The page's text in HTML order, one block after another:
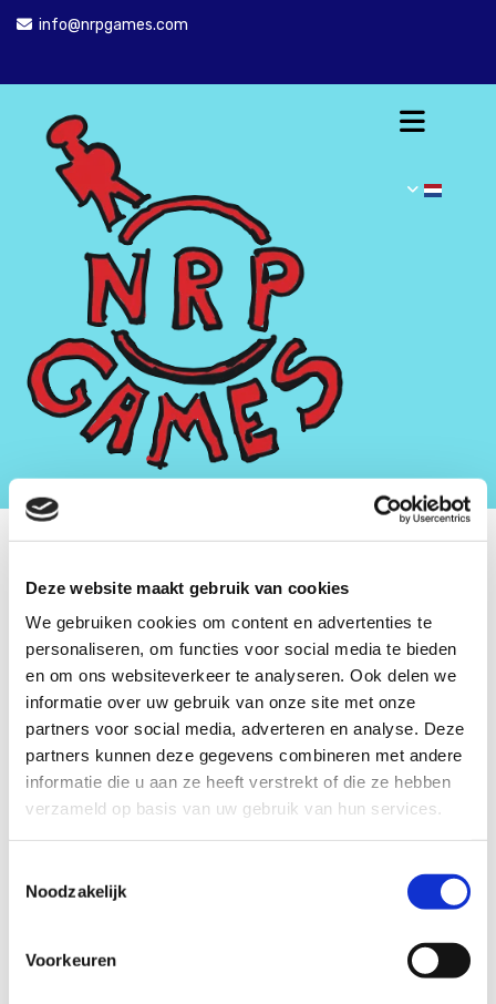
Deze website maakt gebruik van cookies
We gebruiken cookies om content en advertenties te
personaliseren, om functies voor social media te bieden
en om ons websiteverkeer te analyseren. Ook delen we
informatie over uw gebruik van onze site met onze
partners voor social media, adverteren en analyse. Deze
partners kunnen deze gegevens combineren met andere
informatie die u aan ze heeft verstrekt of die ze hebben
verzameld op basis van uw gebruik van hun services.
Noodzakelijk
Voorkeuren
 info@nrpgames.com
MENHIRS TOERNOOI #11: 13 nov 2022 in Café l'Affiche